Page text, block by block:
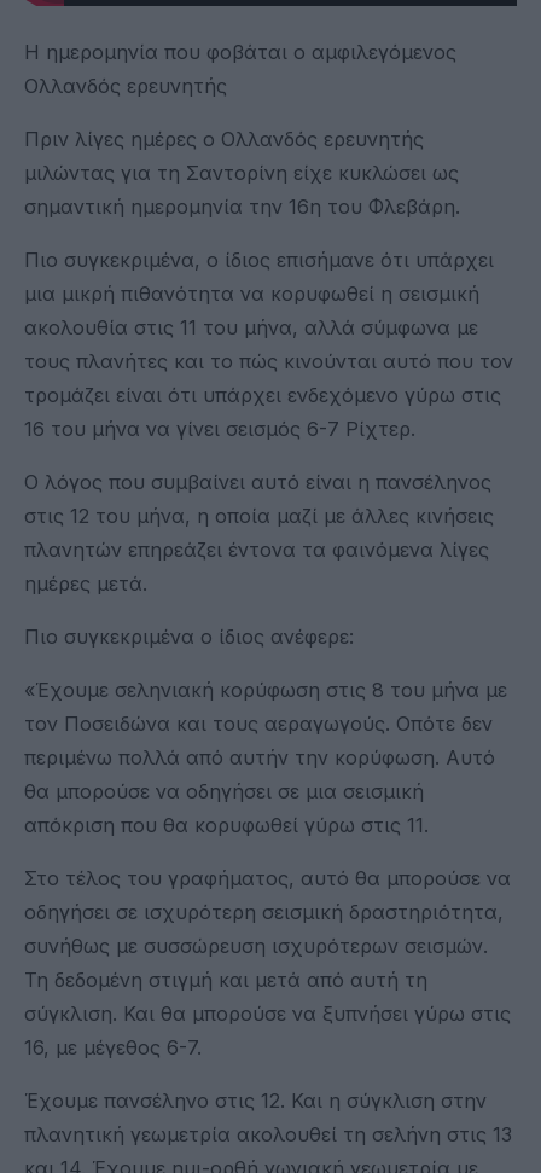
Η ημερομηνία που φοβάται ο αμφιλεγόμενος
Ολλανδός ερευνητής
Πριν λίγες ημέρες ο Ολλανδός ερευνητής
μιλώντας για τη Σαντορίνη είχε κυκλώσει ως
σημαντική ημερομηνία την 16η του Φλεβάρη.
Πιο συγκεκριμένα, ο ίδιος επισήμανε ότι υπάρχει
μια μικρή πιθανότητα να κορυφωθεί η σεισμική
ακολουθία στις 11 του μήνα, αλλά σύμφωνα με
τους πλανήτες και το πώς κινούνται αυτό που τον
τρομάζει είναι ότι υπάρχει ενδεχόμενο γύρω στις
16 του μήνα να γίνει σεισμός 6-7 Ρίχτερ.
Ο λόγος που συμβαίνει αυτό είναι η πανσέληνος
στις 12 του μήνα, η οποία μαζί με άλλες κινήσεις
πλανητών επηρεάζει έντονα τα φαινόμενα λίγες
ημέρες μετά.
Πιο συγκεκριμένα ο ίδιος ανέφερε:
«Έχουμε σεληνιακή κορύφωση στις 8 του μήνα με
τον Ποσειδώνα και τους αεραγωγούς. Οπότε δεν
περιμένω πολλά από αυτήν την κορύφωση. Αυτό
θα μπορούσε να οδηγήσει σε μια σεισμική
απόκριση που θα κορυφωθεί γύρω στις 11.
Στο τέλος του γραφήματος, αυτό θα μπορούσε να
οδηγήσει σε ισχυρότερη σεισμική δραστηριότητα,
συνήθως με συσσώρευση ισχυρότερων σεισμών.
Τη δεδομένη στιγμή και μετά από αυτή τη
σύγκλιση. Και θα μπορούσε να ξυπνήσει γύρω στις
16, με μέγεθος 6-7.
Έχουμε πανσέληνο στις 12. Και η σύγκλιση στην
πλανητική γεωμετρία ακολουθεί τη σελήνη στις 13
και 14. Έχουμε ημι-ορθή γωνιακή γεωμετρία με